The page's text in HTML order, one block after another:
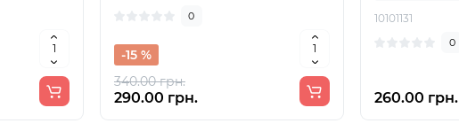
0
340.00 грн.
-15 %
290.00 грн.
10101131
0
260.00 грн.